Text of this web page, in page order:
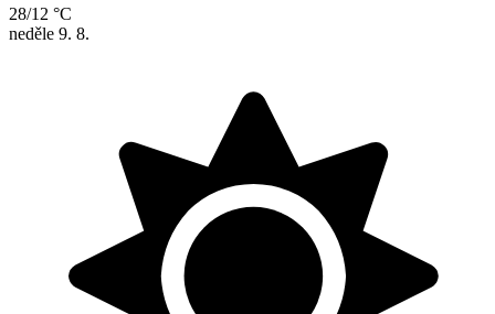
28/12 °C
neděle 9. 8.